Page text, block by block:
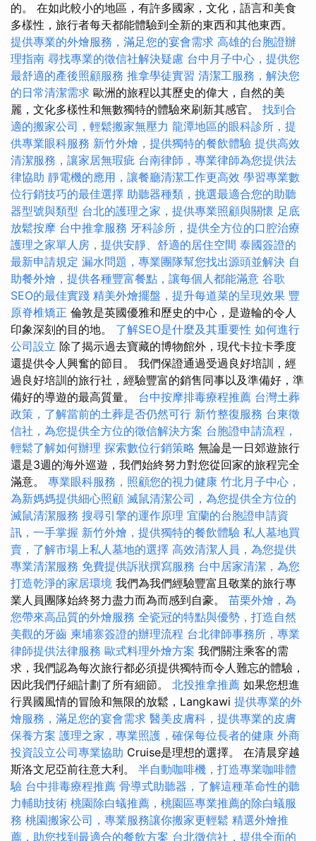
的。 在如此較小的地區，有許多國家，文化，語言和美食
多樣性，旅行者每天都能體驗到全新的東西和其他東西。
提供專業的外燴服務，滿足您的宴會需求 高雄的台胞證辦
理指南 尋找專業的徵信社解決疑慮 台中月子中心，提供您
最舒適的產後照顧服務 推拿學徒實習 清潔工服務，解決您
的日常清潔需求 歐洲的旅程以其歷史的偉大，自然的美
麗，文化多樣性和無數獨特的體驗來刷新其感官。 找到合
適的搬家公司，輕鬆搬家無壓力 龍潭地區的眼科診所，提
供專業眼科服務 新竹外燴，提供獨特的餐飲體驗 提供高效
清潔服務，讓家居無瑕疵 台南律師，專業律師為您提供法
律協助 靜電機的應用，讓餐廳清潔工作更高效 學習專業數
位行銷技巧的最佳選擇 助聽器種類，挑選最適合您的助聽
器型號與類型 台北的護理之家，提供專業照顧與關懷 足底
放鬆按摩 台中推拿服務 牙科診所，提供全方位的口腔治療
護理之家單人房，提供安靜、舒適的居住空間 泰國簽證的
最新申請規定 漏水問題，專業團隊幫您找出源頭並解決 自
助餐外燴，提供各種豐富餐點，讓每個人都能滿意 谷歌
SEO的最佳實踐 精美外燴擺盤，提升每道菜的呈現效果 豐
原脊椎矯正 倫敦是英國優雅和歷史的中心，是遊輪的令人
印象深刻的目的地。 了解SEO是什麼及其重要性 如何進行
公司設立 除了揭示過去寶藏的博物館外，現代卡拉卡季度
還提供令人興奮的節目。 我們保證通過受過良好培訓，經
過良好培訓的旅行社，經驗豐富的銷售同事以及準備好，準
備好的導遊的最高質量。 台中按摩排毒療程推薦 台灣土葬
政策，了解當前的土葬是否仍然可行 新竹整復服務 台東徵
信社，為您提供全方位的徵信解決方案 台胞證申請流程，
輕鬆了解如何辦理 探索數位行銷策略 無論是一日郊遊旅行
還是3週的海外巡遊，我們始終努力對您從回家的旅程完全
滿意。 專業眼科服務，照顧您的視力健康 竹北月子中心，
為新媽媽提供細心照顧 滅鼠清潔公司，為您提供全方位的
滅鼠清潔服務 搜尋引擎的運作原理 宜蘭的台胞證申請資
訊，一手掌握 新竹外燴，提供獨特的餐飲體驗 私人墓地買
賣，了解市場上私人墓地的選擇 高效清潔人員，為您提供
專業清潔服務 免費提供訴狀撰寫服務 台中居家清潔，為您
打造乾淨的家居環境 我們為我們經驗豐富且敬業的旅行專
業人員團隊始終努力盡力而為而感到自豪。 苗栗外燴，為
您帶來高品質的外燴服務 全瓷冠的特點與優勢，打造自然
美觀的牙齒 柬埔寨簽證的辦理流程 台北律師事務所，專業
律師提供法律服務 歐式料理外燴方案 我們關注乘客的需
求，我們認為每次旅行都必須提供獨特而令人難忘的體驗，
因此我們仔細計劃了所有細節。 北投推拿推薦 如果您想進
行異國風情的冒險和無限的放鬆，Langkawi 提供專業的外
燴服務，滿足您的宴會需求 醫美皮膚科，提供專業的皮膚
保養方案 護理之家，專業照護，確保每位長者的健康 外商
投資設立公司專業協助 Cruise是理想的選擇。 在清晨穿越
斯洛文尼亞前往意大利。 半自動咖啡機，打造專業咖啡體
驗 台中排毒療程推薦 骨導式助聽器，了解這種革命性的聽
力輔助技術 桃園除白蟻推薦，桃園區專業推薦的除白蟻服
務 桃園搬家公司，專業服務讓你搬家更輕鬆 精選外燴推
薦，助您找到最適合的餐飲方案 台北徵信社，提供全面的